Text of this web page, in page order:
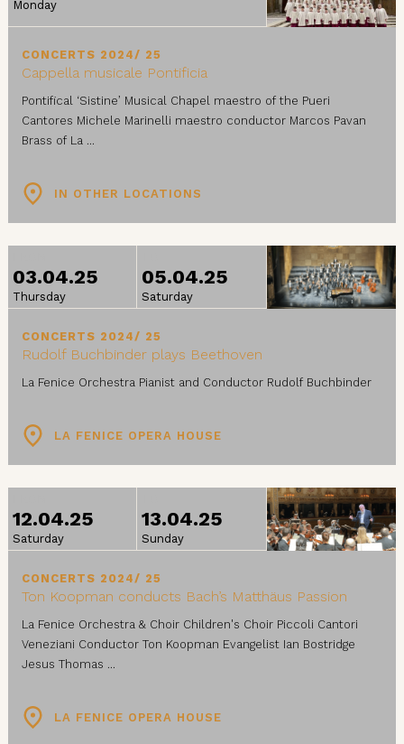
Monday
CONCERTS 2024/ 25
Cappella musicale Pontificia
Pontifical ‘Sistine’ Musical Chapel maestro of the Pueri
Cantores Michele Marinelli maestro conductor Marcos Pavan
Brass of La ...
IN OTHER LOCATIONS
03.04.25
Thursday
05.04.25
Saturday
CONCERTS 2024/ 25
Rudolf Buchbinder plays Beethoven
La Fenice Orchestra Pianist and Conductor Rudolf Buchbinder
LA FENICE OPERA HOUSE
12.04.25
Saturday
13.04.25
Sunday
CONCERTS 2024/ 25
Ton Koopman conducts Bach’s Matthäus Passion
La Fenice Orchestra & Choir Children's Choir Piccoli Cantori
Veneziani Conductor Ton Koopman Evangelist Ian Bostridge
Jesus Thomas ...
LA FENICE OPERA HOUSE